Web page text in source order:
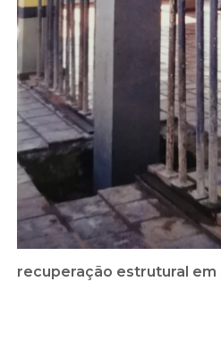
recuperação estrutural em